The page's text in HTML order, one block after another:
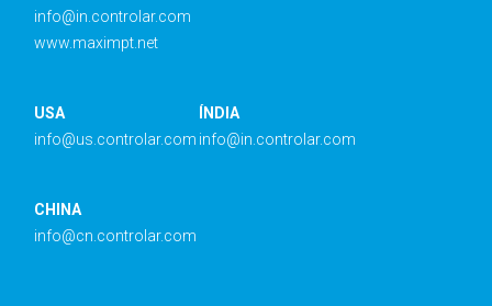
info@in.controlar.com
www.maximpt.net
USA
info@us.controlar.com
ÍNDIA
info@in.controlar.com
CHINA
info@cn.controlar.com